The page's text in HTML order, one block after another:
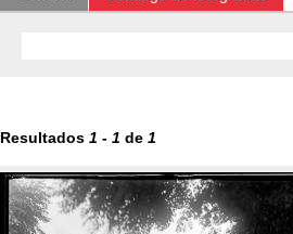
Resultados 1 - 1 de 1